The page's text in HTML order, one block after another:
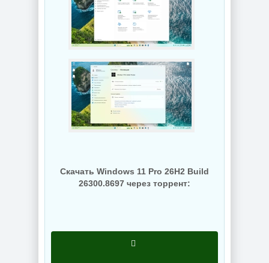
Создание
электронных
схем KiCad 10.0.5
NEW
Видеоплеер для
ПК KMPlayer
4.2.3.37 Plus
NEW
редактор Adobe
NEW
компьютера
NEW
Скачать Windows 11 Pro 26H2 Build
26300.8697 через торрент: